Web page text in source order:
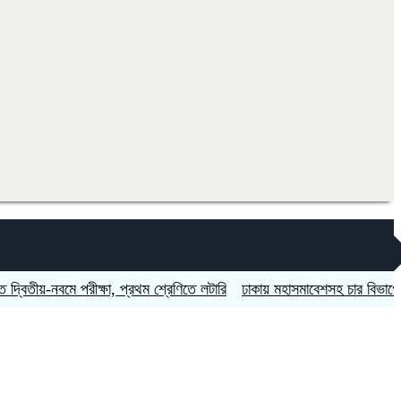
নবমে পরীক্ষা, প্রথম শ্রেণিতে লটারি ঢাকায় মহাসমাবেশসহ চার বিভাগে লং